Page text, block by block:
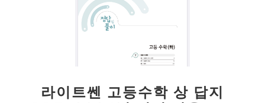
라이트쎈 고등수학 상 답지